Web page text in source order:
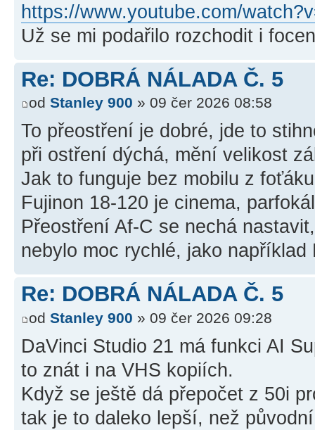
https://www.youtube.com/
Už se mi podařilo rozchodit i
Re: DOBRÁ NÁLADA Č. 5
od Stanley 900 » 09 čer 2026 08:58
To přeostření je dobré, jde to
při ostření dýchá, mění velikost
Jak to funguje bez mobilu z
Fujinon 18-120 je cinema,
Přeostření Af-C se nechá
nebylo moc rychlé, jako
Re: DOBRÁ NÁLADA Č. 5
od Stanley 900 » 09 čer 2026 09:28
DaVinci Studio 21 má funkci AI
to znát i na VHS kopiích.
Když se ještě dá přepočet z 50i
tak je to daleko lepší, než